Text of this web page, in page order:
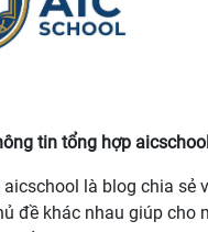
tin tổng hợp aicschool
aicschool là blog chia sẻ
đề khác nhau giúp cho